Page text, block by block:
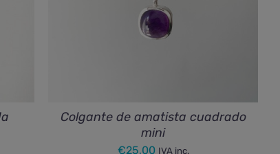
Colgante de amatista cuadrado
mini
€25,00 IVA inc.